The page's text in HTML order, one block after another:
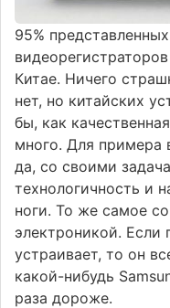
95%
Китае. Ничего
нет, но китайских
бы, как
много. Для примера
да, со своими
технологичность и
ноги. То же самое
электроникой. Если
устраивает, то он
какой-нибудь
раза дороже.